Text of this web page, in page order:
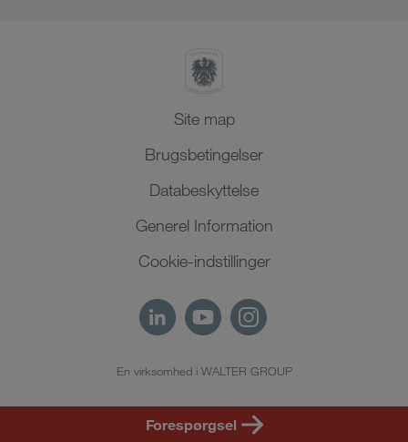
Forespørgsel
Site map
Brugsbetingelser
Databeskyttelse
Generel Information
Cookie-indstillinger
En virksomhed i WALTER GROUP